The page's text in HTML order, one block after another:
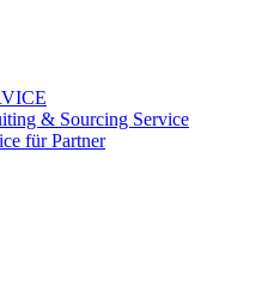
& Sourcing Service
für Partner